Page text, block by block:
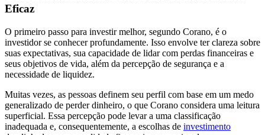
Eficaz
O primeiro passo para investir melhor, segundo Corano, é o
investidor se conhecer profundamente. Isso envolve ter clareza sobre
suas expectativas, sua capacidade de lidar com perdas financeiras e
seus objetivos de vida, além da percepção de segurança e a
necessidade de liquidez.
Muitas vezes, as pessoas definem seu perfil com base em um medo
generalizado de perder dinheiro, o que Corano considera uma leitura
superficial. Essa percepção pode levar a uma classificação
inadequada e, consequentemente, a escolhas de investimento